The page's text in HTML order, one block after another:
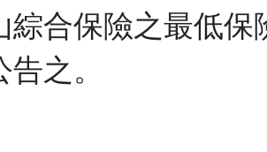
綜合保險之最低保
之。